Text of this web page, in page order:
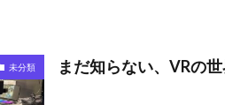
未分類 まだ知らない、VRの世